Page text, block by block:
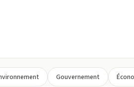
dans les années 1960, mais
à se former, largement
Gouvernement